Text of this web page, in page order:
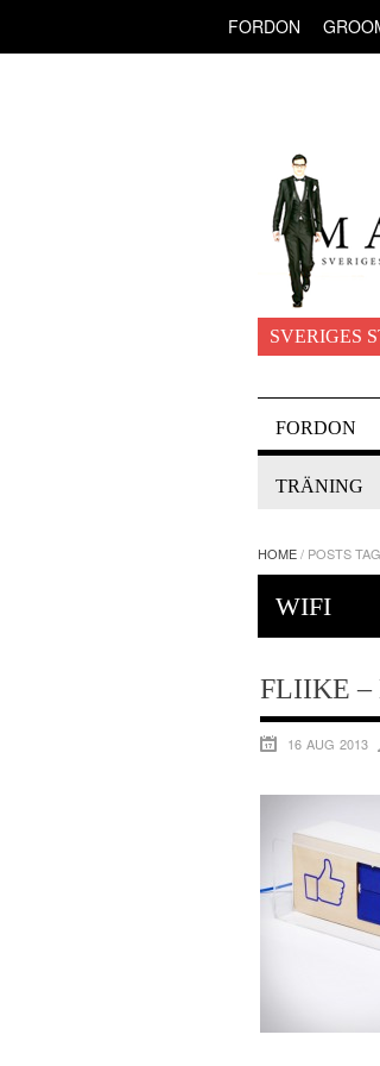
FORDON
SVERIGES
FORDON
TRÄNING
HOME/ POSTS
WIFI
FLIIKE –
16 AUG 2013